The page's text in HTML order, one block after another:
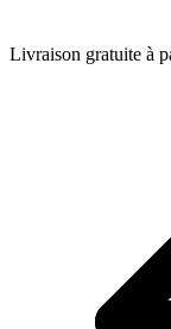
Livraison gratuite à